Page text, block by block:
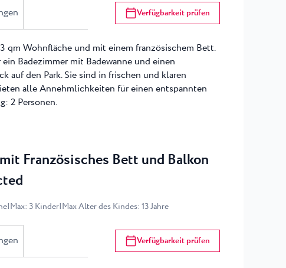
Verfügbarkeit prüfen
qm Wohnfläche und mit einem französischem Bett.
Badezimmer mit Badewanne und einen
auf den Park. Sie sind in frischen und klaren
alle Annehmlichkeiten für einen entspannten
2 Personen.
Französisches Bett und Balkon
|Max: 3 Kinder|Max Alter des Kindes: 13Jahre
Verfügbarkeit prüfen